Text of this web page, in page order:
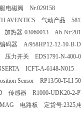
电磁阀 Nr.029158
AVENTICS 气动产品
热器-03060013 Ab-
码器 A/958HP12-12-10-B-
力开关 EDS1791-N-400-
ICFT-A-6148-N015
Sensor RP13/50-T-LI
传感器 R1000-UDK20-2-
电路板 定货号:2325,